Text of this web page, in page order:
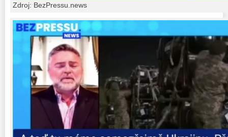
Zdroj: BezPressu.news